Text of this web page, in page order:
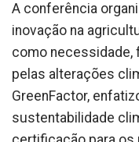
A conferência
inovação na
como
pelas alterações
GreenFactor,
sustentabilidade